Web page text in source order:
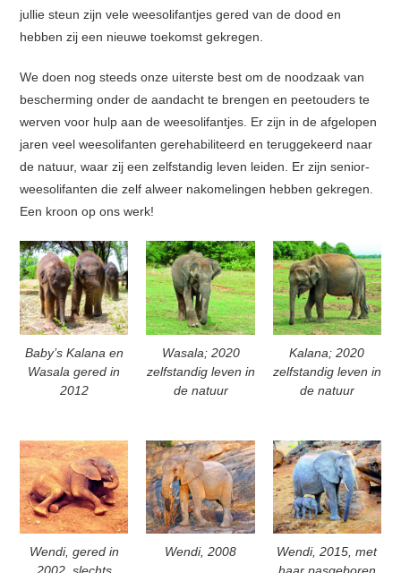
jullie steun zijn vele weesolifantjes gered van de dood en
hebben zij een nieuwe toekomst gekregen.
We doen nog steeds onze uiterste best om de noodzaak van
bescherming onder de aandacht te brengen en peetouders te
werven voor hulp aan de weesolifantjes. Er zijn in de afgelopen
jaren veel weesolifanten gerehabiliteerd en teruggekeerd naar
de natuur, waar zij een zelfstandig leven leiden. Er zijn senior-
weesolifanten die zelf alweer nakomelingen hebben gekregen.
Een kroon op ons werk!
Baby’s Kalana en
Wasala gered in
2012
Wasala; 2020
zelfstandig leven in
de natuur
Kalana; 2020
zelfstandig leven in
de natuur
Wendi, gered in
Wendi, 2008
Wendi, 2015, met